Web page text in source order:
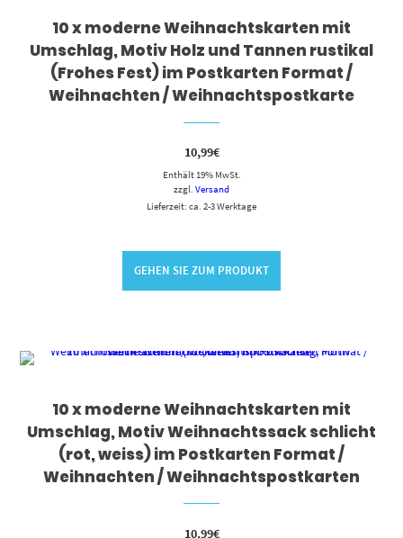
10 x moderne Weihnachtskarten mit
Umschlag, Motiv Holz und Tannen rustikal
(Frohes Fest) im Postkarten Format /
Weihnachten / Weihnachtspostkarte
10,99€
Enthält 19% MwSt.
zzgl. Versand
Lieferzeit: ca. 2-3 Werktage
GEHEN SIE ZUM PRODUKT
10 x moderne Weihnachtskarten mit
Umschlag, Motiv Weihnachtssack schlicht
(rot, weiss) im Postkarten Format /
Weihnachten / Weihnachtspostkarten
10,99€